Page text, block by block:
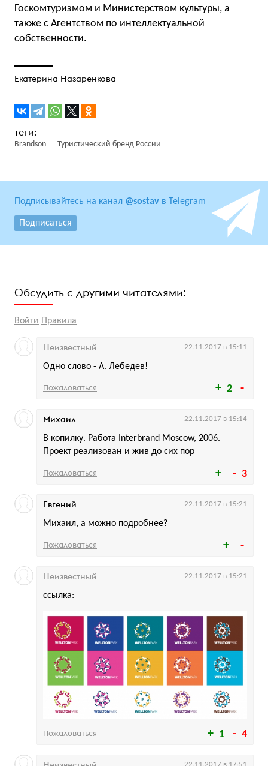
Госкомтуризмом и Министерством культуры, а
также с Агентством по интеллектуальной
собственности.
Екатерина Назаренкова
Brandson Туристический бренд России
Подписывайтесь на канал @sostav в Telegram
Подписаться
Обсудить с другими читателями:
Войти Правила
2
Одно слово - А. Лебедев!
Неизвестный 22.11.2017 в 15:11
Пожаловаться
3
В копилку. Работа Interbrand Moscow, 2006.
Проект реализован и жив до сих пор
Михаил 22.11.2017 в 15:14
Пожаловаться
Михаил, а можно подробнее?
Евгений 22.11.2017 в 15:21
Пожаловаться
1 4
ссылка:
Неизвестный 22.11.2017 в 15:21
Пожаловаться